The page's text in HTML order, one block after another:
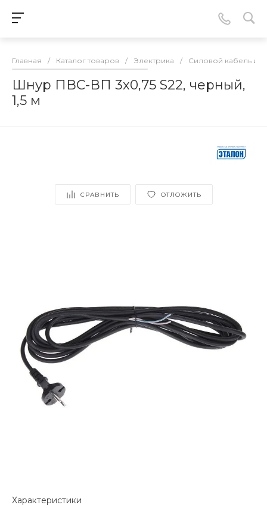
Главная / Каталог товаров / Электрика / Силовой кабель и
Шнур ПВС-ВП 3х0,75 S22, черный,
1,5 м
СРАВНИТЬ ОТЛОЖИТЬ
Характеристики